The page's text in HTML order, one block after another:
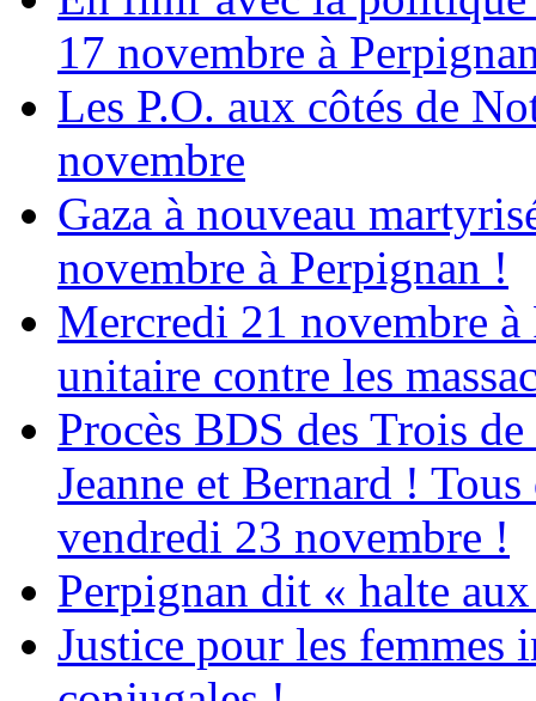
17 novembre à
Les P.O. aux côtés de
novembre
Gaza à nouveau
novembre à Perpignan !
Mercredi 21 novembre à
unitaire contre les
Procès BDS des Trois
Jeanne et Bernard !
vendredi 23 novembre !
Perpignan dit « halte
Justice pour les femmes